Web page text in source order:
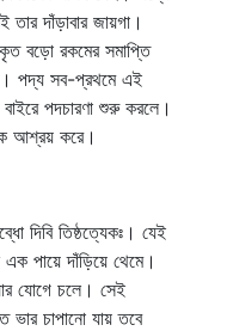
দাঁড়াবার জায়গা।
বড়ো রকমের সমাপ্তি
পদ্য সব-প্রথমে এই
পদচারণা শুরু করলে।
আশ্রয় করে।
দিবি তিষ্ঠত্যেকঃ। যেই
পায়ে দাঁড়িয়ে থেমে।
যোগে চলে। সেই
চাপানো যায় তবে